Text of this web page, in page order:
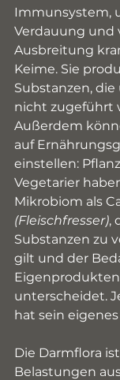
Immunsystem,
Verdauung und
Ausbreitung
Keime. Sie
Substanzen,
nicht zugeführt
Außerdem
auf
einstellen:
Vegetarier
Mikrobiom als
(Fleischfresser),
Substanzen zu
gilt und der
unterscheidet.
hat sein
Die Darmflora
Belastungen